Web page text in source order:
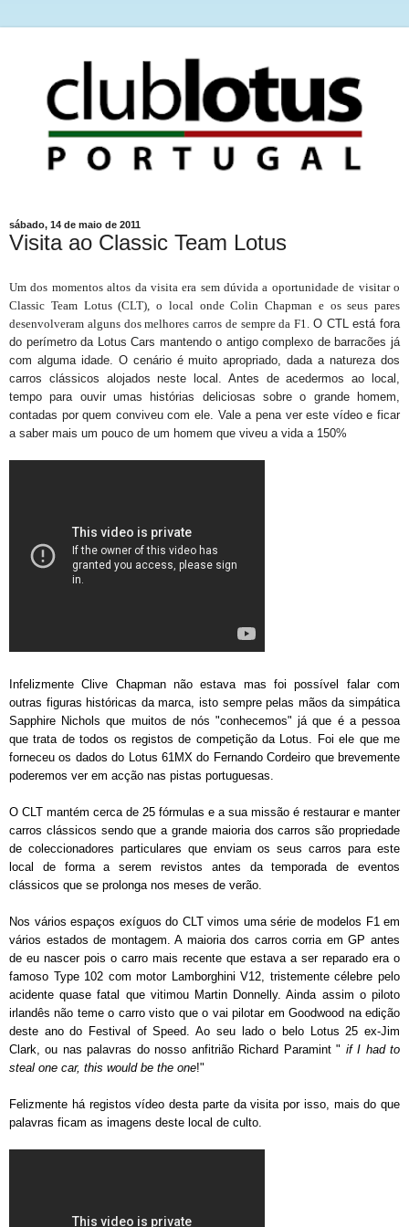
sábado, 14 de maio de 2011
Visita ao Classic Team Lotus
Um dos momentos altos da visita era sem dúvida a oportunidade de visitar o
Classic Team Lotus (CLT), o local onde Colin Chapman e os seus pares
desenvolveram alguns dos melhores carros de sempre da F1. O CTLestá fora
do perímetro da Lotus Cars mantendo o antigo complexo debarracões já
com alguma idade. O cenário é muito apropriado, dada a natureza dos
carros clássicos alojados neste local . Antes de acedermos ao local,
tempo para ouvir umas histórias deliciosas sobre o grande homem,
contadas por quem conviveu com ele. Vale a pena ver este vídeo e ficar
a saber mais um pouco de um homem que viveu a vida a 150%
Infelizmente Clive Chapman não estava mas foi possível falar com
outras figuras históricas da marca, isto sempre pelas mãos da simpática
Sapphire Nichols que muitos de nós "conhecemos" já que é a pessoa
que trata de todos os registos de competição da Lotus. Foi ele que me
forneceu os dados do Lotus 61MX do Fernando Cordeiro que brevemente
poderemos ver em acção nas pistas portuguesas.
O CLT mantém cerca de 25 fórmulas e a sua missão é restaurar e manter
carros clássicos sendo que a grande maioria dos carros são propriedade
de coleccionadores particulares queenviam os seus carros para este
local de forma a serem revistos antes da temporada de eventos
clássicos que se prolonga nos meses de verão.
Nos vários espaços exíguos do CLT vimos uma série de modelos F1 em
vários estados de montagem. A maioria dos carros corria em GP antes
de eu nascer pois o carro mais recente que estava a ser reparado era o
famoso Type 102 com motor Lamborghini V12, tristemente célebre pelo
acidente quase fatal que vitimou Martin Donnelly. Ainda assim o piloto
irlandês não teme o carro visto que o vai pilotar em Goodwood na edição
deste ano do Festival of Speed. Ao seu lado o belo Lotus 25 ex-Jim
Clark, ou nas palavras do nosso anfitrião Richard Paramint " if I had to
steal one car, this would be the one!"
Felizmente há registos vídeo desta parte da visita por isso, mais do que
palavras ficam as imagens deste local de culto.